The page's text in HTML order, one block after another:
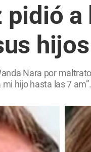
pidió
hijos
Nara por
hijo hasta las 7 am”.